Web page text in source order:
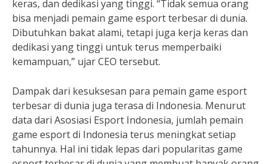
keras, dan dedikasi yang tinggi. “Tidak semua orang
bisa menjadi pemain game esport terbesar di dunia.
Dibutuhkan bakat alami, tetapi juga kerja keras dan
dedikasi yang tinggi untuk terus memperbaiki
kemampuan,” ujar CEO tersebut.
Dampak dari kesuksesan para pemain game esport
terbesar di dunia juga terasa di Indonesia. Menurut
data dari Asosiasi Esport Indonesia, jumlah pemain
game esport di Indonesia terus meningkat setiap
tahunnya. Hal ini tidak lepas dari popularitas game